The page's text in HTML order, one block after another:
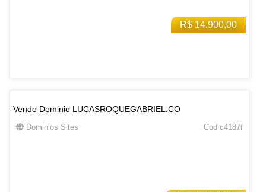
R$ 14.900,00
Vendo Dominio LUCASROQUEGABRIEL.CO
Dominios Sites Cod c4187f